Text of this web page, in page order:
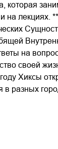
на лекциях.
на
своей
Хиксы
в разных